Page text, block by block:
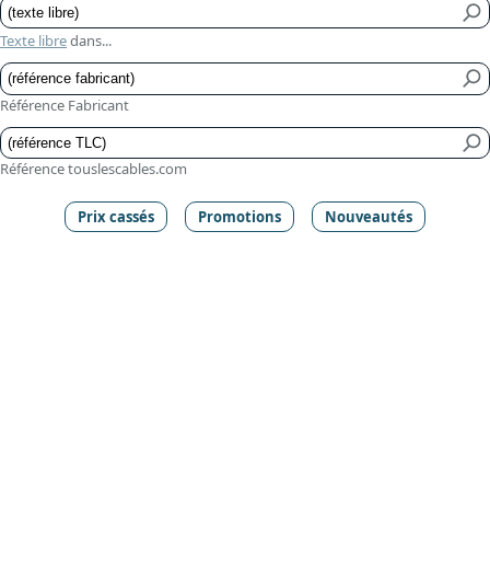
Texte libredans...
Référence Fabricant
Référence touslescables.com
Prix cassés Promotions Nouveautés